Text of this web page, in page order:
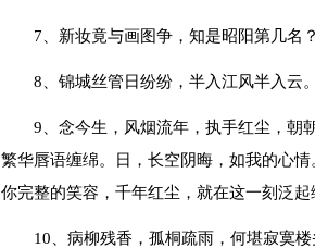
7、新妆竟与画图争，知是昭阳第几名
8、锦城丝管日纷纷，半入江风半入云
9、念今生，风烟流年，执手红尘，朝
繁华唇语缠绵。日，长空阴晦，如我的心
你完整的笑容，千年红尘，就在这一刻泛起
10、病柳残香，孤桐疏雨，何堪寂寞